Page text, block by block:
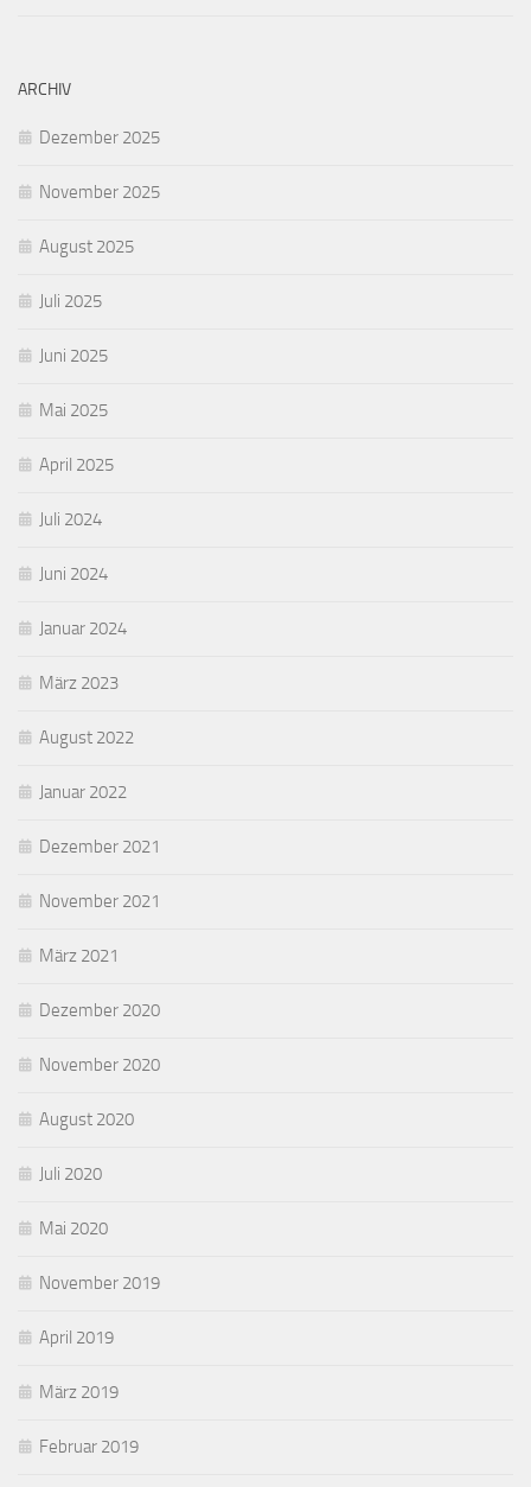
ARCHIV
Dezember 2025
November 2025
August 2025
Juli 2025
Juni 2025
Mai 2025
April 2025
Juli 2024
Juni 2024
Januar 2024
März 2023
August 2022
Januar 2022
Dezember 2021
November 2021
März 2021
Dezember 2020
November 2020
August 2020
Juli 2020
Mai 2020
November 2019
April 2019
März 2019
Februar 2019